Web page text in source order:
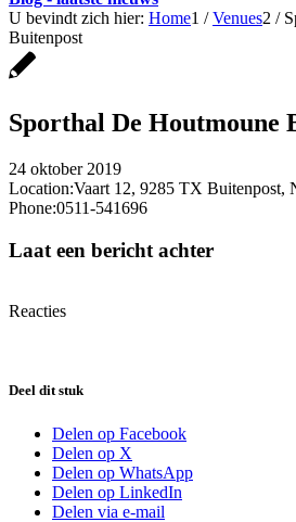
U bevindt zich hier: Home1 / Venues2 /
Buitenpost
Sporthal De Houtmoune
24 oktober 2019
Location:Vaart 12, 9285 TX Buitenpost,
Phone:0511-541696
Laat een bericht achter
Reacties
Deel dit stuk
Delen op Facebook
Delen op X
Delen op WhatsApp
Delen op LinkedIn
Delen via e-mail